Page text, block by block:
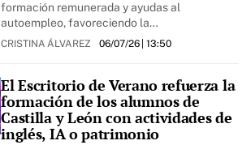
formación remunerada y ayudas al
autoempleo, favoreciendo la…
CRISTINA ÁLVAREZ 06/07/26| 13:50
El Escritorio de Verano refuerza la
formación de los alumnos de
Castilla y León con actividades de
inglés, IA o patrimonio